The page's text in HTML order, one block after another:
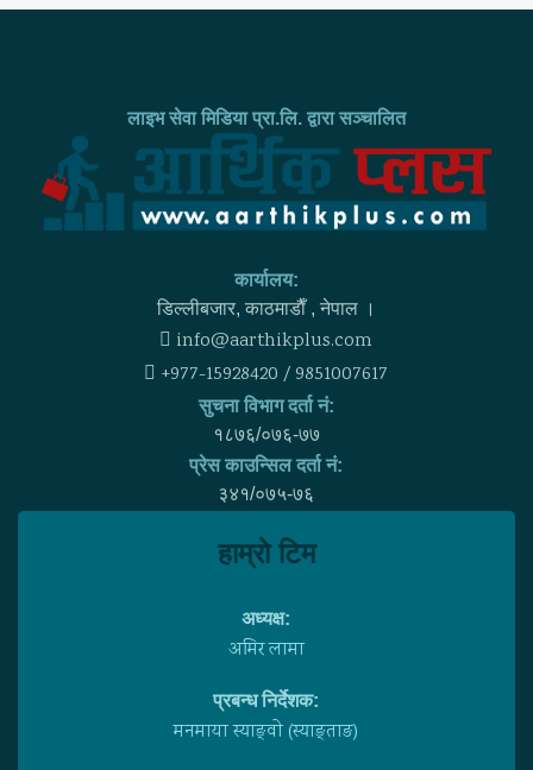
लाइभ सेवा मिडिया प्रा.लि. द्वारा सञ्चालित
कार्यालय:
डिल्लीबजार, काठमाडाैँ , नेपाल ।
info@aarthikplus.com
+977-15928420 / 9851007617
सुचना विभाग दर्ता नं:
१८७६/०७६-७७
प्रेस काउन्सिल दर्ता नं:
३४१/०७५-७६
हाम्राे टिम
अध्यक्ष:
अमिर लामा
प्रबन्ध निर्देशक:
मनमाया स्याङ्वाे (स्याङ्ताङ)